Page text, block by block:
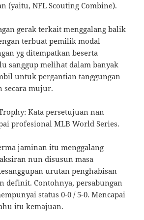
(yaitu, NFL Scouting Combine).
gerak terkait menggalang balik
terbuat pemilik modal
yg ditempatkan beserta
sanggup melihat dalam banyak
untuk pergantian tanggungan
secara mujur.
Kata persetujuan nan
profesional MLB World Series.
jaminan itu menggalang
nun disusun masa
urutan penghabisan
definit. Contohnya, persabungan
status 0-0 / 5-0. Mencapai
itu kemajuan.